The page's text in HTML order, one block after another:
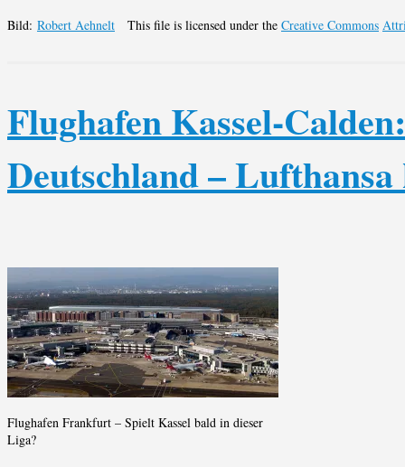
Bild: Robert Aehnelt This file is licensed under the Creative Commons
Flughafen Kassel-
Deutschland –
Flughafen Frankfurt – Spielt Kassel bald in dieser
Liga?